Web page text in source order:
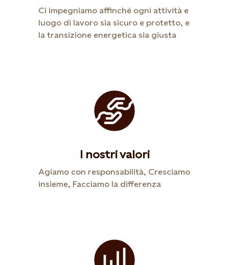
Ci impegniamo affinché ogni attività e
luogo di lavoro sia sicuro e protetto, e
la transizione energetica sia giusta
I nostri valori
Agiamo con responsabilità, Cresciamo
insieme, Facciamo la differenza